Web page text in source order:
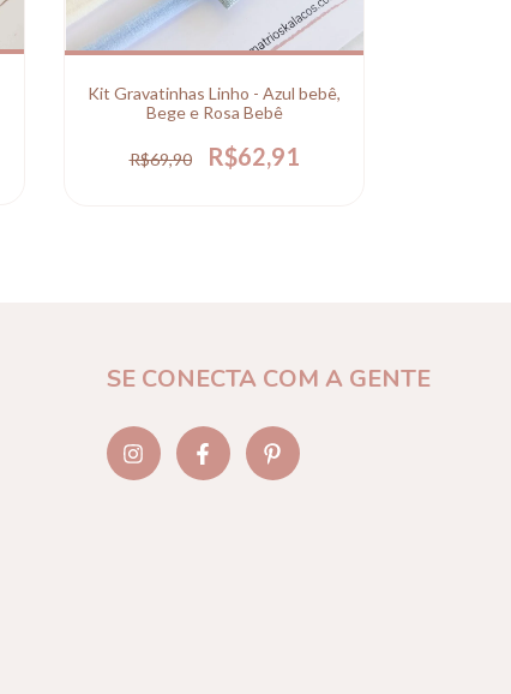
Kit Gravatinhas Linho - Azul bebê,
Bege e Rosa Bebê
R$69,90 R$62,91
SE CONECTA COM A GENTE